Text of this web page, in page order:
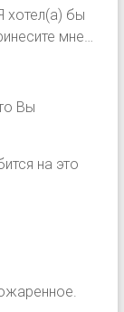
бы
мне…
Вы
на это